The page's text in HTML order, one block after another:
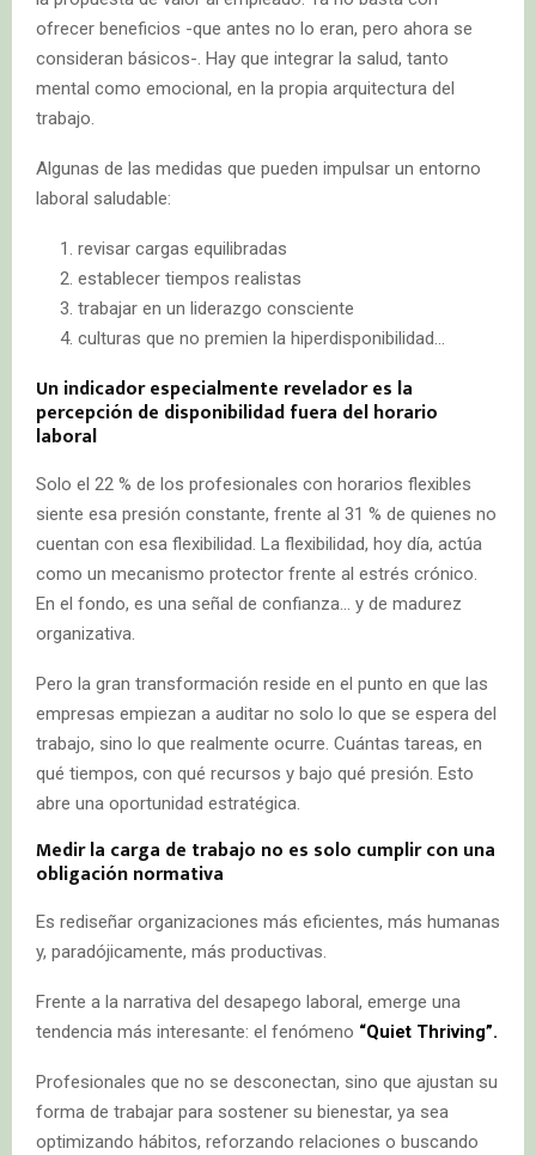
ofrecer beneficios -que antes no lo eran, pero ahora se
consideran básicos-. Hay que integrar la salud, tanto
mental como emocional, en la propia arquitectura del
trabajo.
Algunas de las medidas que pueden impulsar un entorno
laboral saludable:
revisar cargas equilibradas
establecer tiempos realistas
trabajar en un liderazgo consciente
culturas que no premien la hiperdisponibilidad…
Un indicador especialmente revelador es la
percepción de disponibilidad fuera del horario
laboral
Solo el 22 % de los profesionales con horarios flexibles
siente esa presión constante, frente al 31 % de quienes no
cuentan con esa flexibilidad. La flexibilidad, hoy día, actúa
como un mecanismo protector frente al estrés crónico.
En el fondo, es una señal de confianza… y de madurez
organizativa.
Pero la gran transformación reside en el punto en que las
empresas empiezan a auditar no solo lo que se espera del
trabajo, sino lo que realmente ocurre. Cuántas tareas, en
qué tiempos, con qué recursos y bajo qué presión. Esto
abre una oportunidad estratégica.
Medir la carga de trabajo no es solo cumplir con una
obligación normativa
Es rediseñar organizaciones más eficientes, más humanas
y, paradójicamente, más productivas.
Frente a la narrativa del desapego laboral, emerge una
tendencia más interesante: el fenómeno “Quiet Thriving”.
Profesionales que no se desconectan, sino que ajustan su
forma de trabajar para sostener su bienestar, ya sea
optimizando hábitos, reforzando relaciones o buscando